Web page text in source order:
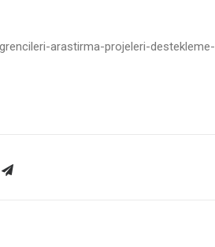
arastirma-projeleri-destekleme-